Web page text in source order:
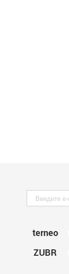
terneo
ZUBR